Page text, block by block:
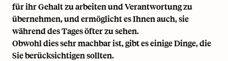
für ihr Gehalt zu arbeiten und Verantwortung zu
übernehmen, und ermöglicht es Ihnen auch, sie
während des Tages öfter zu sehen.
Obwohl dies sehr machbar ist, gibt es einige Dinge, die
Sie berücksichtigen sollten.